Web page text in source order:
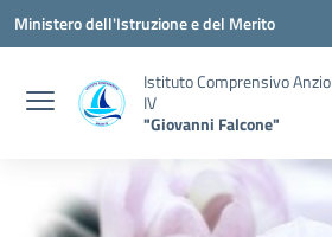
Vai ai contenuti
Vai al menu di navigazione
Vai al footer
Ministero dell'Istruzione e del Merito
Istituto Comprensivo Anzio
IV
"Giovanni Falcone"